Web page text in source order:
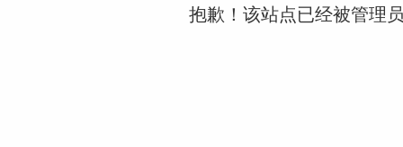
抱歉！该站点已经被管理